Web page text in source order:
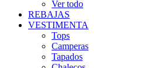
Ver todo
REBAJAS
VESTIMENTA
Tops
Camperas
Tapados